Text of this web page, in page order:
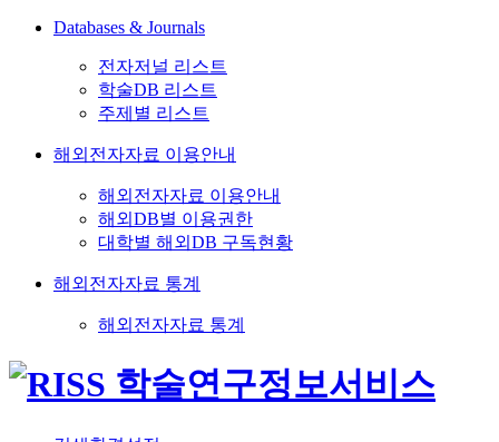
Databases & Journals
전자저널 리스트
학술DB 리스트
주제별 리스트
해외전자자료 이용안내
해외전자자료 이용안내
해외DB별 이용권한
대학별 해외DB 구독현황
해외전자자료 통계
해외전자자료 통계